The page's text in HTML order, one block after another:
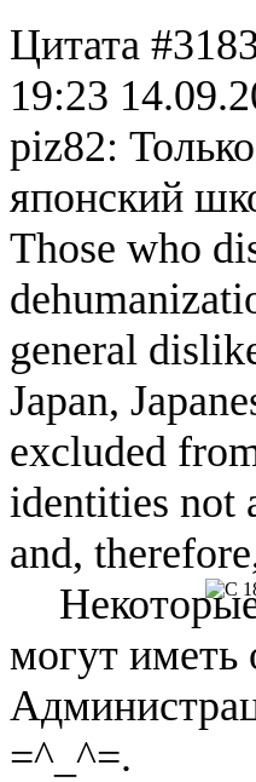
Цитата
19:23
piz82:
японский
Those who
general
Japan,
excluded
identities not
and,
могут иметь
=^_^=.